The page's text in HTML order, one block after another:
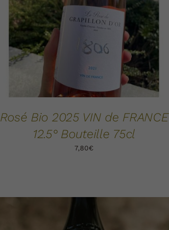
Rosé Bio 2025 VIN de FRANCE
12.5° Bouteille 75cl
7,80€